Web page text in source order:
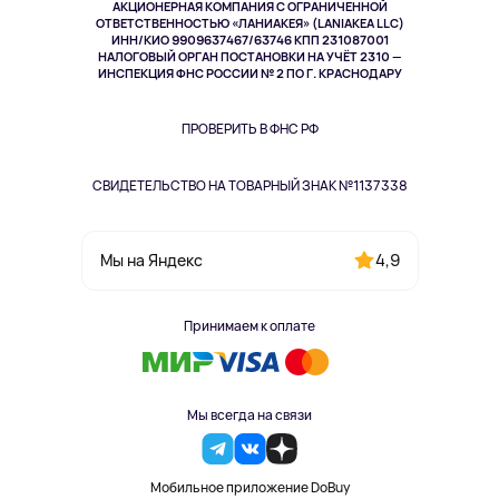
АКЦИОНЕРНАЯ КОМПАНИЯ С ОГРАНИЧЕННОЙ
ОТВЕТСТВЕННОСТЬЮ «ЛАНИАКЕЯ» (LANIAKEA LLC)
ИНН/КИО 9909637467/63746 КПП 231087001
НАЛОГОВЫЙ ОРГАН ПОСТАНОВКИ НА УЧЁТ 2310 —
ИНСПЕКЦИЯ ФНС РОССИИ № 2 ПО Г. КРАСНОДАРУ
ПРОВЕРИТЬ В ФНС РФ
СВИДЕТЕЛЬСТВО НА ТОВАРНЫЙ ЗНАК №1137338
Мы на Яндекс 4,9
Принимаем к оплате
Мы всегда на связи
Мобильное приложение DoBuy
Здоровье питомцев
Одежда и аксессуары